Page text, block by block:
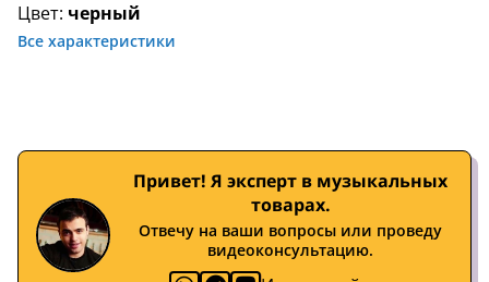
Цвет: черный
Все характеристики
Привет! Я эксперт в музыкальных
товарах.
Отвечу на ваши вопросы или проведу
видеоконсультацию.